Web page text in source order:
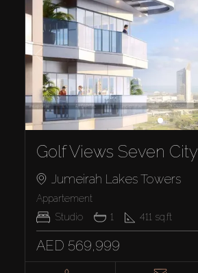
Golf Views Seven City
Jumeirah Lakes Towers
Appartement
Studio
1 411 sq.ft
AED 569,999